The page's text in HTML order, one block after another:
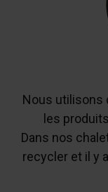
Nous utilisons
les
Dans nos
recycler et il y